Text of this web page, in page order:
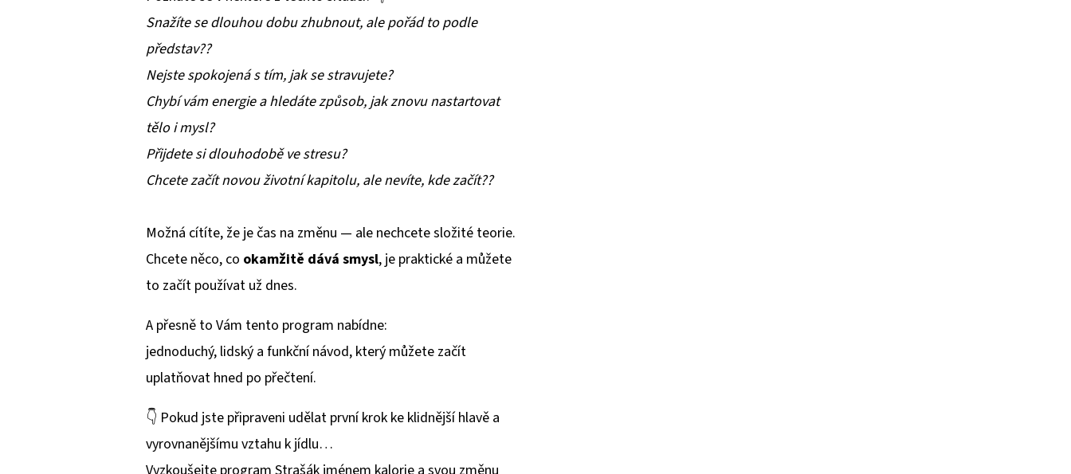
Snažíte se dlouhou dobu zhubnout, ale pořád to podle
představ??
Nejste spokojená s tím, jak se stravujete?
Chybí vám energie a hledáte způsob, jak znovu nastartovat
tělo i mysl?
Přijdete si dlouhodobě ve stresu?
Chcete začít novou životní kapitolu, ale nevíte, kde začít??
Možná cítíte, že je čas na změnu — ale nechcete složité teorie.
Chcete něco, co okamžitě dává smysl, je praktické a můžete
to začít používat už dnes.
A přesně to Vám tento program nabídne:
jednoduchý, lidský a funkční návod, který můžete začít
uplatňovat hned po přečtení.
👇 Pokud jste připraveni udělat první krok ke klidnější hlavě a
vyrovnanějšímu vztahu k jídlu…